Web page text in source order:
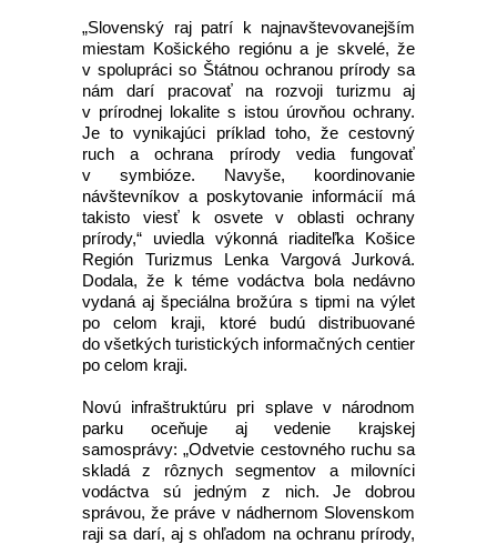
„Slovenský raj patrí k najnavštevovanejším
miestam Košického regiónu a je skvelé, že
v spolupráci so Štátnou ochranou prírody sa
nám darí pracovať na rozvoji turizmu aj
v prírodnej lokalite s istou úrovňou ochrany.
Je to vynikajúci príklad toho, že cestovný
ruch a ochrana prírody vedia fungovať
v symbióze. Navyše, koordinovanie
návštevníkov a poskytovanie informácií má
takisto viesť k osvete v oblasti ochrany
prírody,“ uviedla výkonná riaditeľka Košice
Región Turizmus Lenka Vargová Jurková.
Dodala, že k téme vodáctva bola nedávno
vydaná aj špeciálna brožúra s tipmi na výlet
po celom kraji, ktoré budú distribuované
do všetkých turistických informačných centier
po celom kraji.
Novú infraštruktúru pri splave v národnom
parku oceňuje aj vedenie krajskej
samosprávy: „Odvetvie cestovného ruchu sa
skladá z rôznych segmentov a milovníci
vodáctva sú jedným z nich. Je dobrou
správou, že práve v nádhernom Slovenskom
raji sa darí, aj s ohľadom na ochranu prírody,